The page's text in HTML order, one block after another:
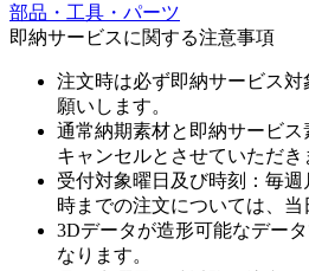
部品・工具・パーツ
即納サービスに関する注意事項
注文時は必ず即納サービス
願いします。
通常納期素材と即納サービ
キャンセルとさせていただき
受付対象曜日及び時刻：毎
時までの注文については、当
3Dデータが造形可能なデー
なります。